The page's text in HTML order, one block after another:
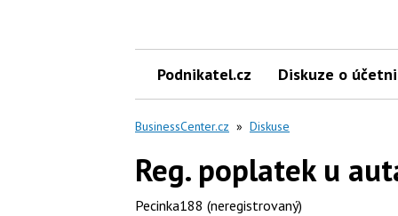
Podnikatel.cz Diskuze o
BusinessCenter.cz » Diskuse
Reg. poplatek u
Pecinka188 (neregistrovaný)